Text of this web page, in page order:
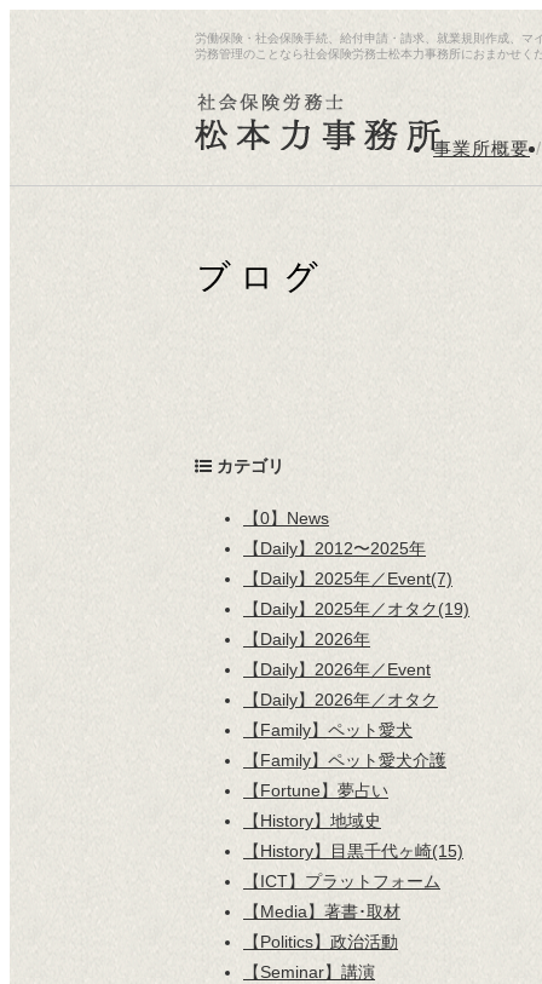
労働保険・社会保険手続、給付申請・請求、就業規則作成、マ
労務管理のことなら社会保険労務士松本力事務所におまかせく
事業所概要 /
カテゴリ
【0】News
【Daily】2012〜2025年
【Daily】2025年／Event(7)
【Daily】2025年／オタク(19)
【Daily】2026年
【Daily】2026年／Event
【Daily】2026年／オタク
【Family】ペット愛犬
【Family】ペット愛犬介護
【Fortune】夢占い
【History】地域史
【History】目黒千代ヶ崎(15)
【ICT】プラットフォーム
【Media】著書･取材
【Politics】政治活動
【Seminar】講演